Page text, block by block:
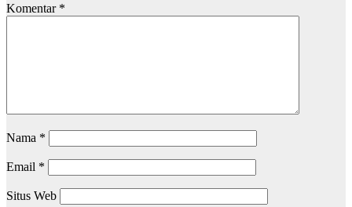
Komentar *
Nama *
Email *
Situs Web